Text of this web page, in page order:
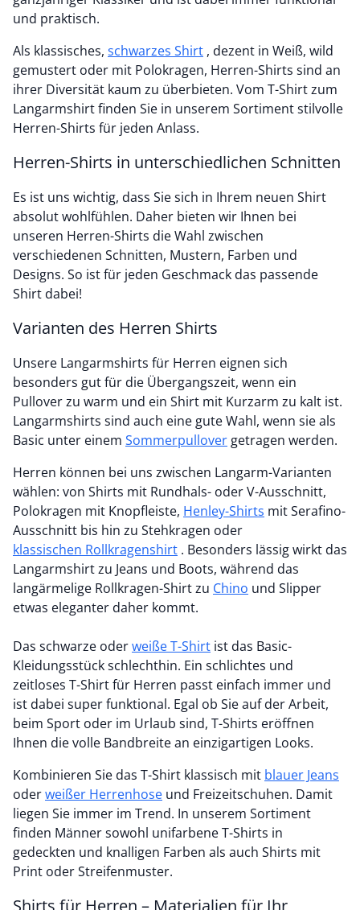
und praktisch.
Als klassisches, schwarzes Shirt , dezent in Weiß, wild
gemustert oder mit Polokragen, Herren-Shirts sind an
ihrer Diversität kaum zu überbieten. Vom T-Shirt zum
Langarmshirt finden Sie in unserem Sortiment stilvolle
Herren-Shirts für jeden Anlass.
Herren-Shirts in unterschiedlichen Schnitten
Es ist uns wichtig, dass Sie sich in Ihrem neuen Shirt
absolut wohlfühlen. Daher bieten wir Ihnen bei
unseren Herren-Shirts die Wahl zwischen
verschiedenen Schnitten, Mustern, Farben und
Designs. So ist für jeden Geschmack das passende
Shirt dabei!
Varianten des Herren Shirts
Unsere Langarmshirts für Herren eignen sich
besonders gut für die Übergangszeit, wenn ein
Pullover zu warm und ein Shirt mit Kurzarm zu kalt ist.
Langarmshirts sind auch eine gute Wahl, wenn sie als
Basic unter einem Sommerpullover getragen werden.
Herren können bei uns zwischen Langarm-Varianten
wählen: von Shirts mit Rundhals- oder V-Ausschnitt,
Polokragen mit Knopfleiste, Henley-Shirts
Ausschnitt bis hin zu Stehkragen oder
klassischen Rollkragenshirt . Besonders lässig wirkt das
Langarmshirt zu Jeans und Boots, während das
langärmelige Rollkragen-Shirt zu Chino
etwas eleganter daher kommt.
Das schwarze oderweiße T-Shirt
Kleidungsstück schlechthin. Ein schlichtes und
zeitloses T-Shirt für Herren passt einfach immer und
ist dabei super funktional. Egal ob Sie auf der Arbeit,
beim Sport oder im Urlaub sind, T-Shirts eröffnen
Ihnen die volle Bandbreite an einzigartigen Looks.
Kombinieren Sie das T-Shirt klassisch mit blauer Jeans
oderweißer Herrenhose
liegen Sie immer im Trend. In unserem Sortiment
finden Männer sowohl unifarbene T-Shirts in
gedeckten und knalligen Farben als auch Shirts mit
Print oder Streifenmuster.
Shirts für Herren – Materialien für Ihr